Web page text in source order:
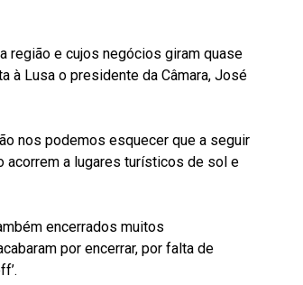
região e cujos negócios giram quase
à Lusa o presidente da Câmara, José
nos podemos esquecer que a seguir
acorrem a lugares turísticos de sol e
encerrados muitos
por encerrar, por falta de